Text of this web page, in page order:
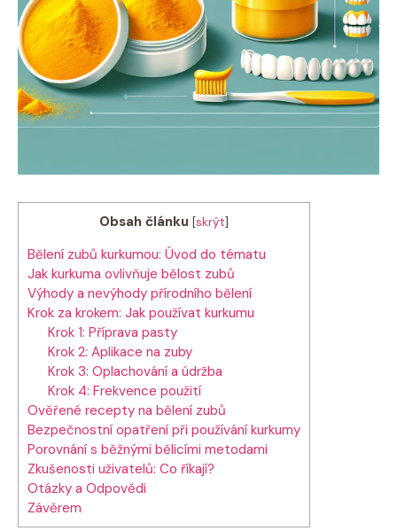
Obsah článku [skrýt]
Bělení zubů kurkumou: Úvod do tématu
Jak kurkuma ovlivňuje bělost zubů
Výhody a nevýhody přírodního bělení
Krok za krokem: Jak používat kurkumu
Krok 1: Příprava pasty
Krok 2: Aplikace na zuby
Krok 3: Oplachování a údržba
Krok 4: Frekvence použití
Ověřené recepty na bělení zubů
Bezpečnostní opatření při používání kurkumy
Porovnání s běžnými bělicími metodami
Zkušenosti uživatelů: Co říkají?
Otázky a Odpovědi
Závěrem